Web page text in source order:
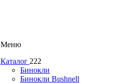
Меню
Каталог 222
Бинокли
Бинокли Bushnell